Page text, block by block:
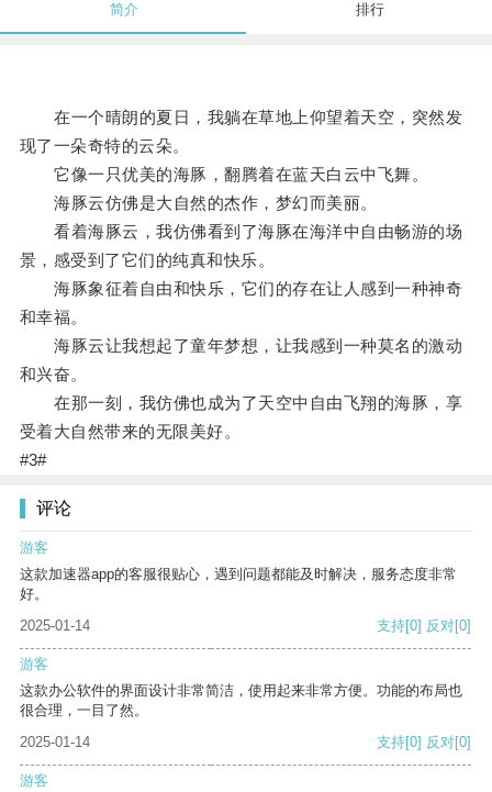
简介 排行
在一个晴朗的夏日，我躺在草地上仰望着天空，突然发
现了一朵奇特的云朵。
它像一只优美的海豚，翻腾着在蓝天白云中飞舞。
海豚云仿佛是大自然的杰作，梦幻而美丽。
看着海豚云，我仿佛看到了海豚在海洋中自由畅游的场
景，感受到了它们的纯真和快乐。
海豚象征着自由和快乐，它们的存在让人感到一种神奇
和幸福。
海豚云让我想起了童年梦想，让我感到一种莫名的激动
和兴奋。
在那一刻，我仿佛也成为了天空中自由飞翔的海豚，享
受着大自然带来的无限美好。
#3#
评论
游客
这款加速器app的客服很贴心，遇到问题都能及时解决，服务态度非常
好。
2025-01-14
支持[0] 反对[0]
游客
这款办公软件的界面设计非常简洁，使用起来非常方便。功能的布局也
很合理，一目了然。
2025-01-14
支持[0] 反对[0]
游客